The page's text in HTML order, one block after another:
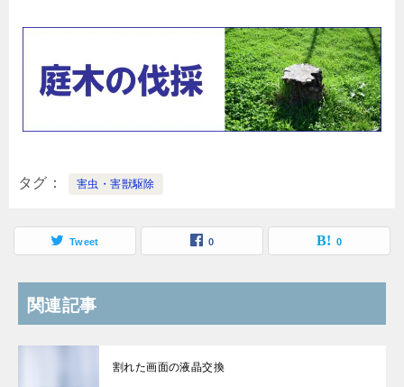
タグ 害虫・害獣駆除
Tweet 0 0
関連記事
割れた画面の液晶交換